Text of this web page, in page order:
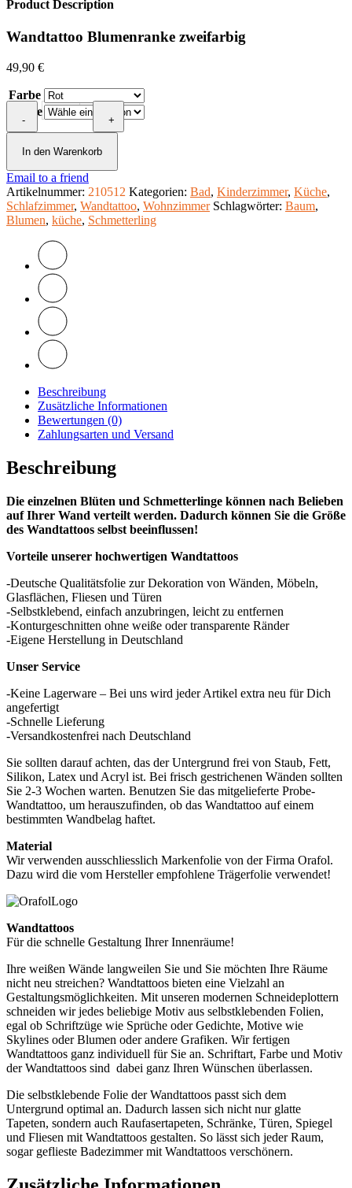
Product Description
Wandtattoo Blumenranke zweifarbig
49,90 €
Farbe
Ranke
-
Wandtattoo
Blumenranke
zweifarbig
Menge
+
In den Warenkorb
Email to a friend
Artikelnummer: 210512 Kategorien: Bad, Kinderzimmer, Küche,
Schlafzimmer, Wandtattoo, Wohnzimmer Schlagwörter: Baum,
Blumen, küche, Schmetterling
Beschreibung
Zusätzliche Informationen
Bewertungen (0)
Zahlungsarten und Versand
Beschreibung
Die einzelnen Blüten und Schmetterlinge können nach Belieben
auf Ihrer Wand verteilt werden. Dadurch können Sie die Größe
des Wandtattoos selbst beeinflussen!
Vorteile unserer hochwertigen Wandtattoos
-Deutsche Qualitätsfolie zur Dekoration von Wänden, Möbeln,
Glasflächen, Fliesen und Türen
-Selbstklebend, einfach anzubringen, leicht zu entfernen
-Konturgeschnitten ohne weiße oder transparente Ränder
-Eigene Herstellung in Deutschland
Unser Service
-Keine Lagerware – Bei uns wird jeder Artikel extra neu für Dich
angefertigt
-Schnelle Lieferung
-Versandkostenfrei nach Deutschland
Sie sollten darauf achten, das der Untergrund frei von Staub, Fett,
Silikon, Latex und Acryl ist. Bei frisch gestrichenen Wänden sollten
Sie 2-3 Wochen warten. Benutzen Sie das mitgelieferte Probe-
Wandtattoo, um herauszufinden, ob das Wandtattoo auf einem
bestimmten Wandbelag haftet.
Material
Wir verwenden ausschliesslich Markenfolie von der Firma Orafol.
Dazu wird die vom Hersteller empfohlene Trägerfolie verwendet!
Wandtattoos
Für die schnelle Gestaltung Ihrer Innenräume!
Ihre weißen Wände langweilen Sie und Sie möchten Ihre Räume
nicht neu streichen? Wandtattoos bieten eine Vielzahl an
Gestaltungsmöglichkeiten. Mit unseren modernen Schneideplottern
schneiden wir jedes beliebige Motiv aus selbstklebenden Folien,
egal ob Schriftzüge wie Sprüche oder Gedichte, Motive wie
Skylines oder Blumen oder andere Grafiken. Wir fertigen
Wandtattoos ganz individuell für Sie an. Schriftart, Farbe und Motiv
der Wandtattoos sind dabei ganz Ihren Wünschen überlassen.
Die selbstklebende Folie der Wandtattoos passt sich dem
Untergrund optimal an. Dadurch lassen sich nicht nur glatte
Tapeten, sondern auch Raufasertapeten, Schränke, Türen, Spiegel
und Fliesen mit Wandtattoos gestalten. So lässt sich jeder Raum,
sogar geflieste Badezimmer mit Wandtattoos verschönern.